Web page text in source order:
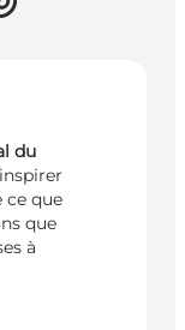
du
ce que
que
à